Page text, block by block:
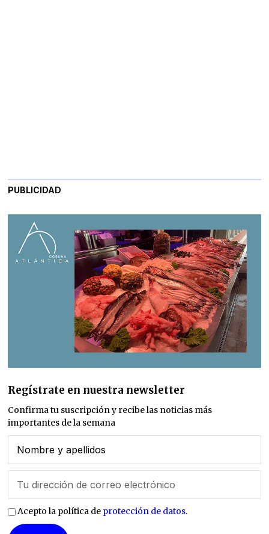
PUBLICIDAD
Regístrate en nuestra newsletter
Confirma tu suscripción y recibe las noticias más
importantes de la semana
Acepto la política de protección de datos.